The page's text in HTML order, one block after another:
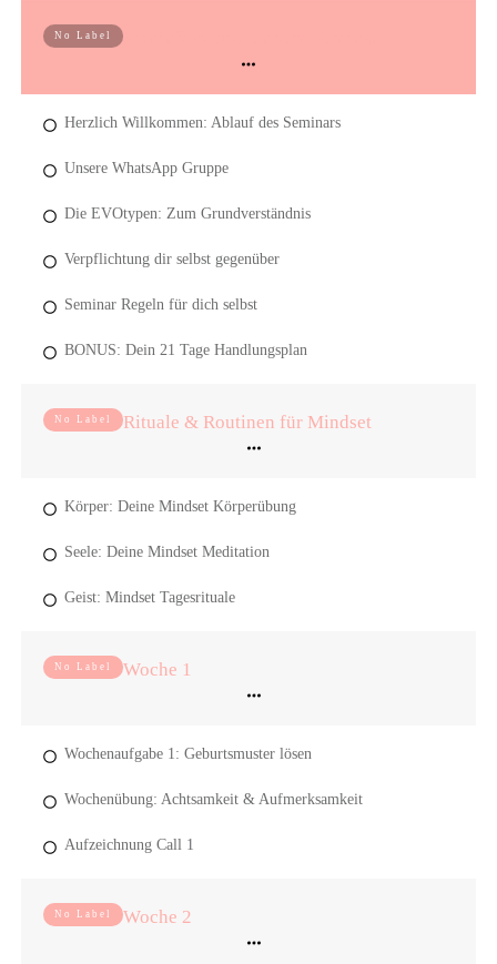
No Label
Herzlich Willkommen: Ablauf des Seminars
Unsere WhatsApp Gruppe
Die EVOtypen: Zum Grundverständnis
Verpflichtung dir selbst gegenüber
Seminar Regeln für dich selbst
BONUS: Dein 21 Tage Handlungsplan
No Label Rituale & Routinen für Mindset
Körper: Deine Mindset Körperübung
Seele: Deine Mindset Meditation
Geist: Mindset Tagesrituale
No Label Woche 1
Wochenaufgabe 1: Geburtsmuster lösen
Wochenübung: Achtsamkeit & Aufmerksamkeit
Aufzeichnung Call 1
No Label Woche 2